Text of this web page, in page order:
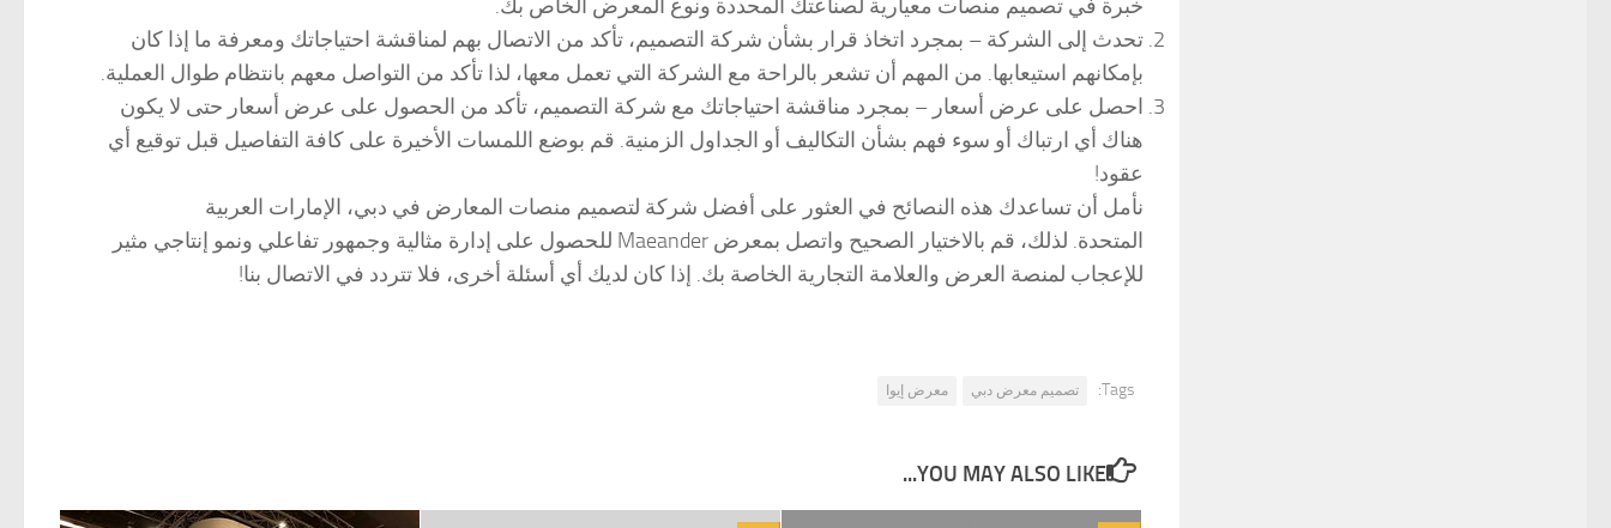
خبرة في تصميم منصات معيارية لصناعتك المحددة ونوع المعرض الخاص بك.
تحدث إلى الشركة – بمجرد اتخاذ قرار بشأن شركة التصميم، تأكد من الاتصال بهم لمناقشة احتياجاتك ومعرفة ما إذا كان
بإمكانهم استيعابها. من المهم أن تشعر بالراحة مع الشركة التي تعمل معها، لذا تأكد من التواصل معهم بانتظام طوال العملية.
احصل على عرض أسعار – بمجرد مناقشة احتياجاتك مع شركة التصميم، تأكد من الحصول على عرض أسعار حتى لا يكون
هناك أي ارتباك أو سوء فهم بشأن التكاليف أو الجداول الزمنية. قم بوضع اللمسات الأخيرة على كافة التفاصيل قبل توقيع أي
عقود!
نأمل أن تساعدك هذه النصائح في العثور على أفضل شركة لتصميم منصات المعارض في دبي، الإمارات العربية
المتحدة. لذلك، قم بالاختيار الصحيح واتصل بمعرض Maeander للحصول على إدارة مثالية وجمهور تفاعلي ونمو إنتاجي مثير
للإعجاب لمنصة العرض والعلامة التجارية الخاصة بك. إذا كان لديك أي أسئلة أخرى، فلا تتردد في الاتصال بنا!
Tags: تصميم معرض دبي معرض إيوا
YOU MAY ALSO LIKE...